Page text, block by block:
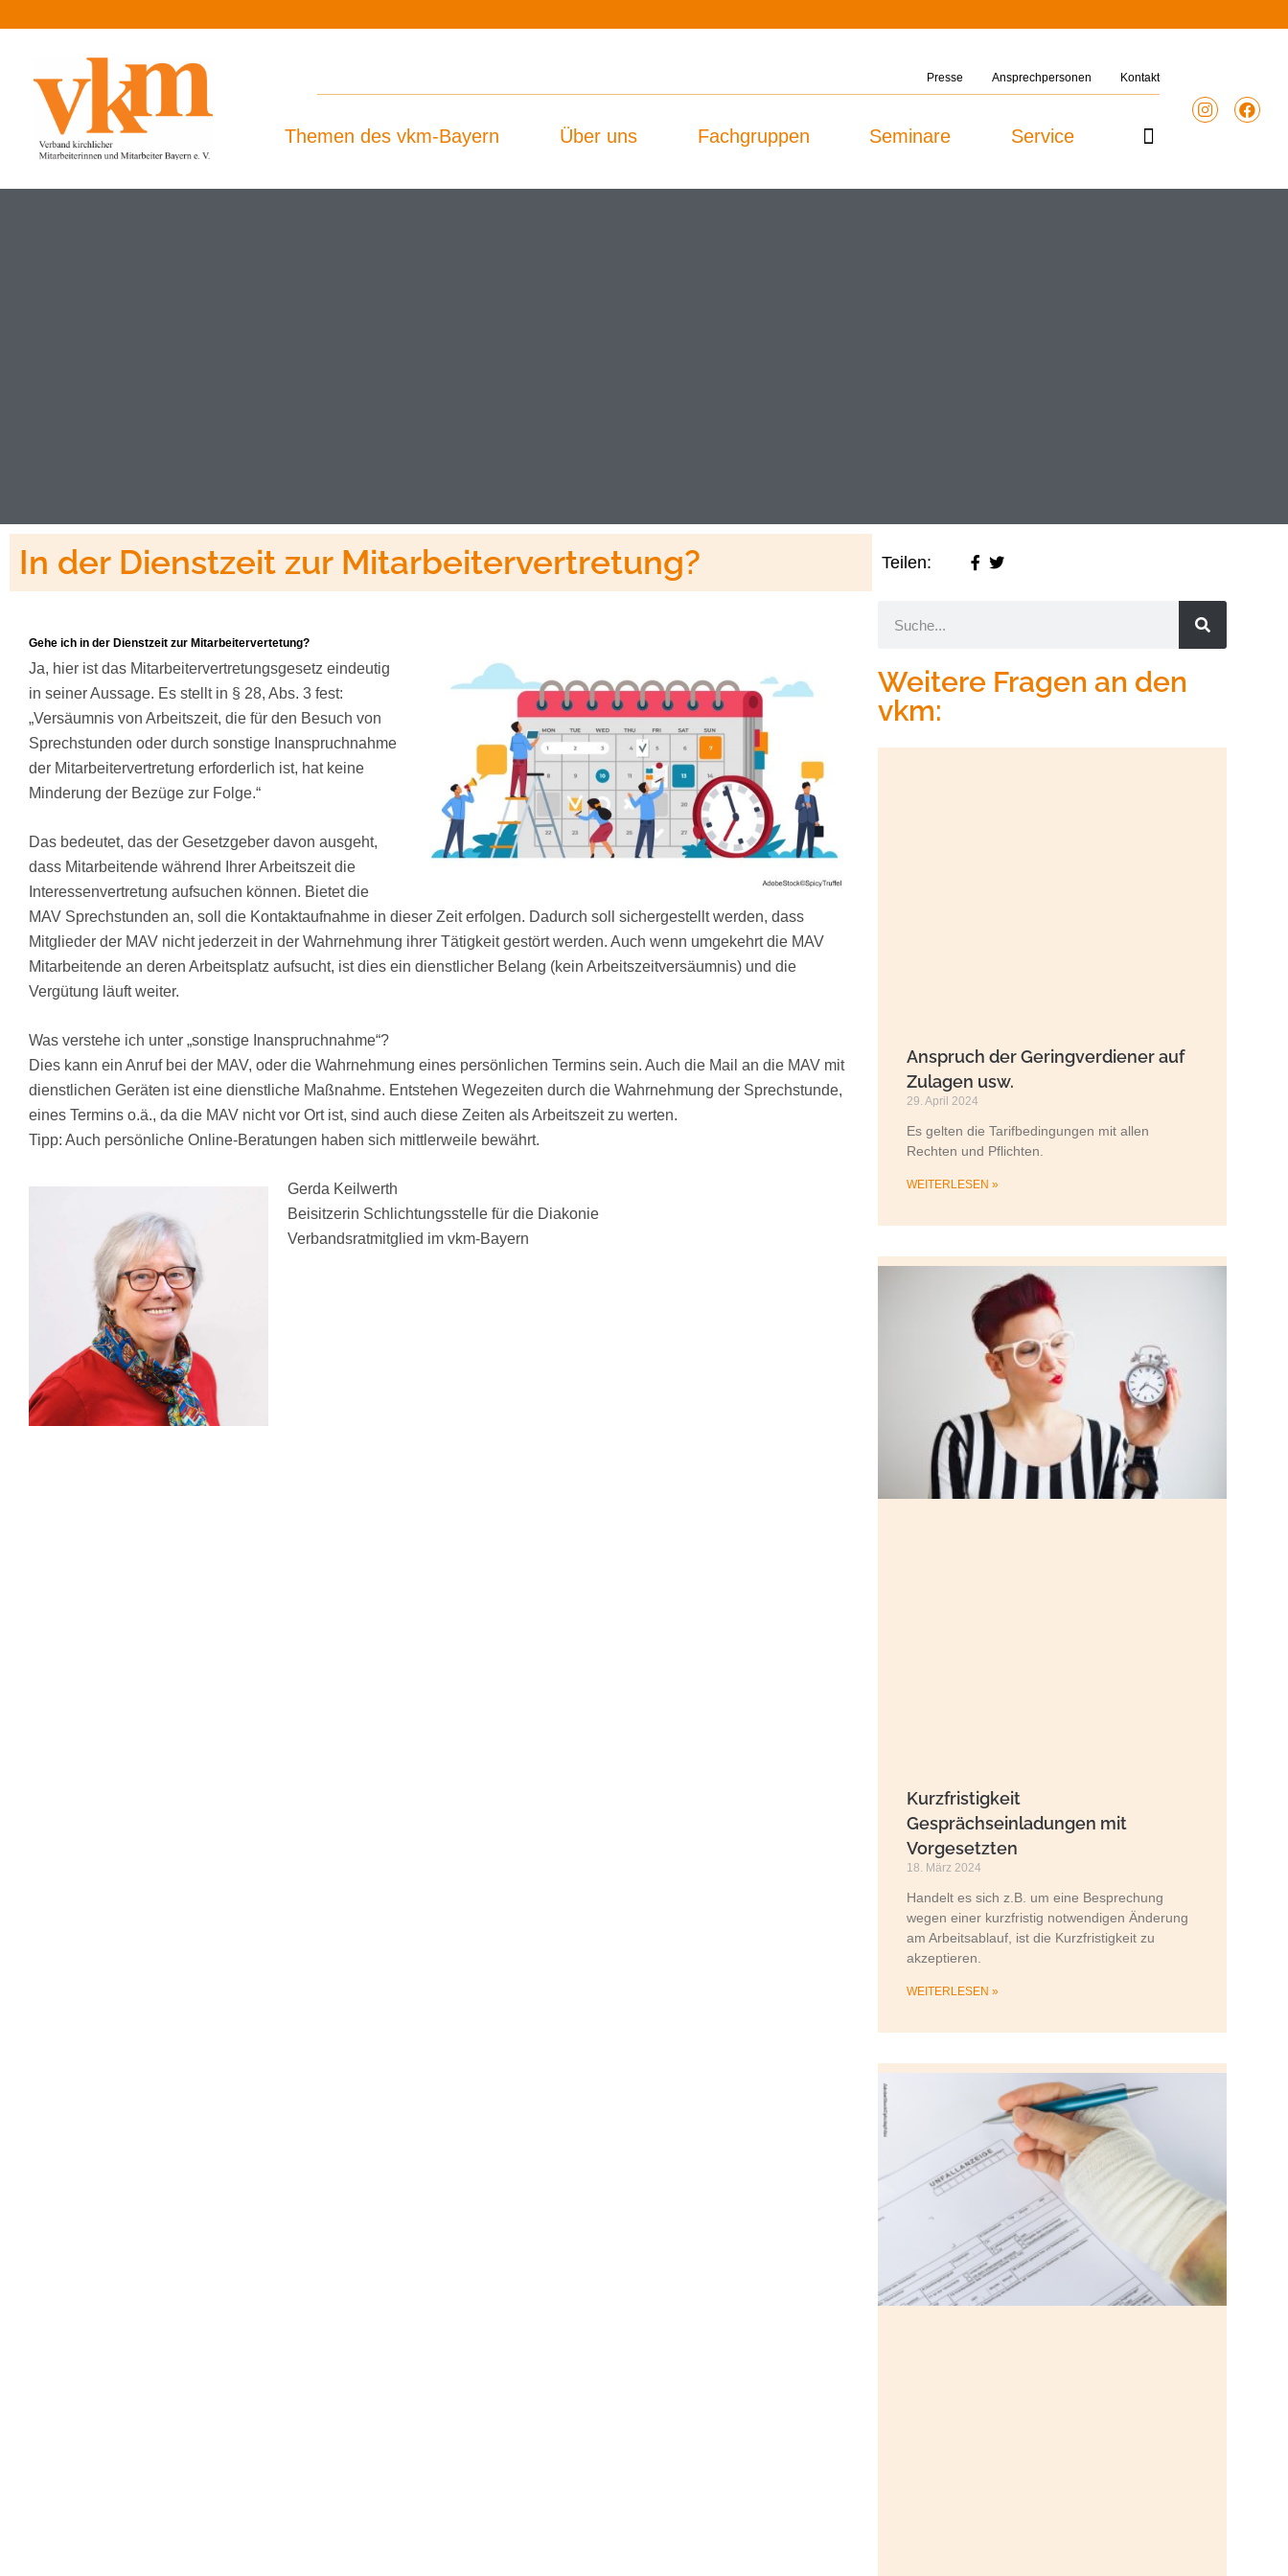
Presse Ansprechpersonen Kontakt
Themen des vkm-Bayern Über uns Fachgruppen Seminare Service
In der Dienstzeit zur Mitarbeitervertretung? Teilen:
Gehe ich in der Dienstzeit zur Mitarbeitervertetung?
Ja, hier ist das Mitarbeitervertretungsgesetz eindeutig
in seiner Aussage. Es stellt in § 28, Abs. 3 fest:
„Versäumnis von Arbeitszeit, die für den Besuch von
Sprechstunden oder durch sonstige Inanspruchnahme
der Mitarbeitervertretung erforderlich ist, hat keine
Minderung der Bezüge zur Folge.“
Das bedeutet, das der Gesetzgeber davon ausgeht,
dass Mitarbeitende während Ihrer Arbeitszeit die
Interessenvertretung aufsuchen können. Bietet die
MAV Sprechstunden an, soll die Kontaktaufnahme in dieser Zeit erfolgen. Dadurch soll sichergestellt werden, dass
Mitglieder der MAV nicht jederzeit in der Wahrnehmung ihrer Tätigkeit gestört werden. Auch wenn umgekehrt die MAV
Mitarbeitende an deren Arbeitsplatz aufsucht, ist dies ein dienstlicher Belang (kein Arbeitszeitversäumnis) und die
Vergütung läuft weiter.
Was verstehe ich unter „sonstige Inanspruchnahme“?
Dies kann ein Anruf bei der MAV, oder die Wahrnehmung eines persönlichen Termins sein. Auch die Mail an die MAV mit
dienstlichen Geräten ist eine dienstliche Maßnahme. Entstehen Wegezeiten durch die Wahrnehmung der Sprechstunde,
eines Termins o.ä., da die MAV nicht vor Ort ist, sind auch diese Zeiten als Arbeitszeit zu werten.
Tipp: Auch persönliche Online-Beratungen haben sich mittlerweile bewährt.
Gerda Keilwerth
Beisitzerin Schlichtungsstelle für die Diakonie
Verbandsratmitglied im vkm-Bayern
Weitere Fragen an den
vkm:
Anspruch der Geringverdiener auf
Zulagen usw.
29. April 2024
Es gelten die Tarifbedingungen mit allen
Rechten und Pflichten.
WEITERLESEN »
Kurzfristigkeit
Gesprächseinladungen mit
Vorgesetzten
18. März 2024
Handelt es sich z.B. um eine Besprechung
wegen einer kurzfristig notwendigen Änderung
am Arbeitsablauf, ist die Kurzfristigkeit zu
akzeptieren.
WEITERLESEN »